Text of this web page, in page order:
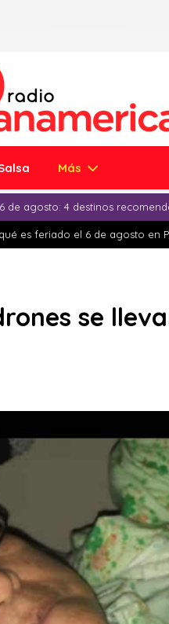
Más
de agosto: 4 destinos
es feriado el 6 de agosto en
se